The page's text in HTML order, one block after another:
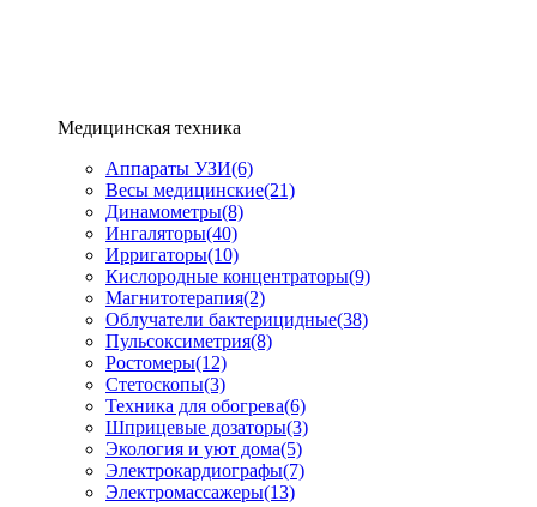
Медицинская техника
Аппараты УЗИ(6)
Весы медицинские(21)
Динамометры(8)
Ингаляторы(40)
Ирригаторы(10)
Кислородные концентраторы(9)
Магнитотерапия(2)
Облучатели бактерицидные(38)
Пульсоксиметрия(8)
Ростомеры(12)
Стетоскопы(3)
Техника для обогрева(6)
Шприцевые дозаторы(3)
Экология и уют дома(5)
Электрокардиографы(7)
Электромассажеры(13)